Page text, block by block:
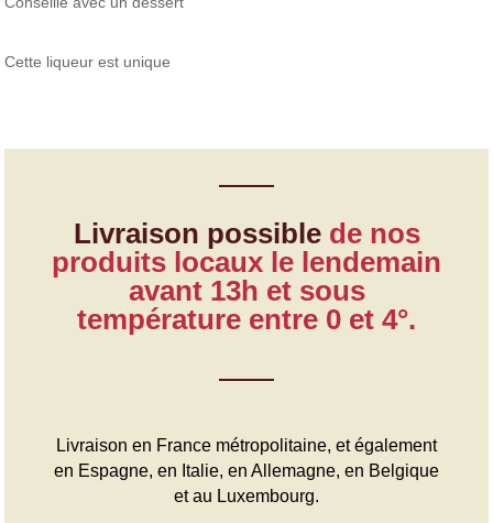
Cette liqueur est unique
Livraison possible de nos
produits locaux le lendemain
avant 13h et sous
température entre 0 et 4°.
Livraison en France métropolitaine, et également
en Espagne, en Italie, en Allemagne, en Belgique
et au Luxembourg.